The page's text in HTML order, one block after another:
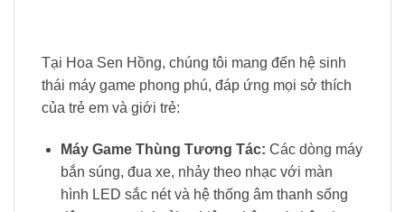
Tại Hoa Sen Hồng, chúng tôi mang đến hệ sinh
thái máy game phong phú, đáp ứng mọi sở thích
của trẻ em và giới trẻ:
Máy Game Thùng Tương Tác: Các dòng máy
bắn súng, đua xe, nhảy theo nhạc với màn
hình LED sắc nét và hệ thống âm thanh sống